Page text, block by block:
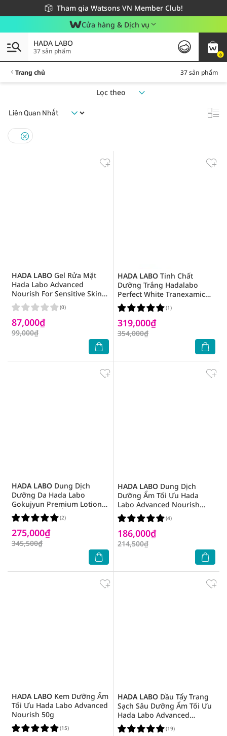
Tham gia Watsons VN Member Club!
Miễn phí giao hàng cho đơn hàng từ 249,000Đ
Giao hàng nhanh 24h - Áp dụng khu vực TP. Hồ Chí Minh
Cửa hàng & Dịch vụ
0
HADA LABO
37 sản phẩm
Trang chủ 37 sản phẩm
Lọc theo
HADA LABO Gel Rửa Mặt
Hada Labo Advanced
Nourish For Sensitive Skin
Cleanser 80g
87,000₫
99,000₫
(0)
HADA LABO Tinh Chất
Dưỡng Trắng Hadalabo
Perfect White Tranexamic
Acid Serum 30ml
319,000₫
354,000₫
(1)
HADA LABO Dung Dịch
Dưỡng Da Hada Labo
Gokujyun Premium Lotion
Cung Cấp Độ Ẩm Cho Da
170ml
275,000₫
345,500₫
(2)
HADA LABO Dung Dịch
Dưỡng Ẩm Tối Ưu Hada
Labo Advanced Nourish
170ml - Da Thường
186,000₫
214,500₫
(4)
HADA LABO Kem Dưỡng Ẩm
Tối Ưu Hada Labo Advanced
Nourish 50g
(15)
HADA LABO Dầu Tẩy Trang
Sạch Sâu Dưỡng Ẩm Tối Ưu
Hada Labo Advanced
Nourish 200ml (19)